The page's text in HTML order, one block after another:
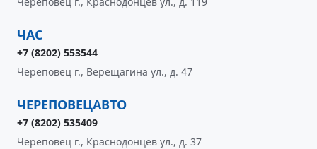
ЧАС
+7 (8202) 553544
Череповец г., Верещагина ул., д. 47
ЧЕРЕПОВЕЦАВТО
+7 (8202) 535409
Череповец г., Краснодонцев ул., д. 37